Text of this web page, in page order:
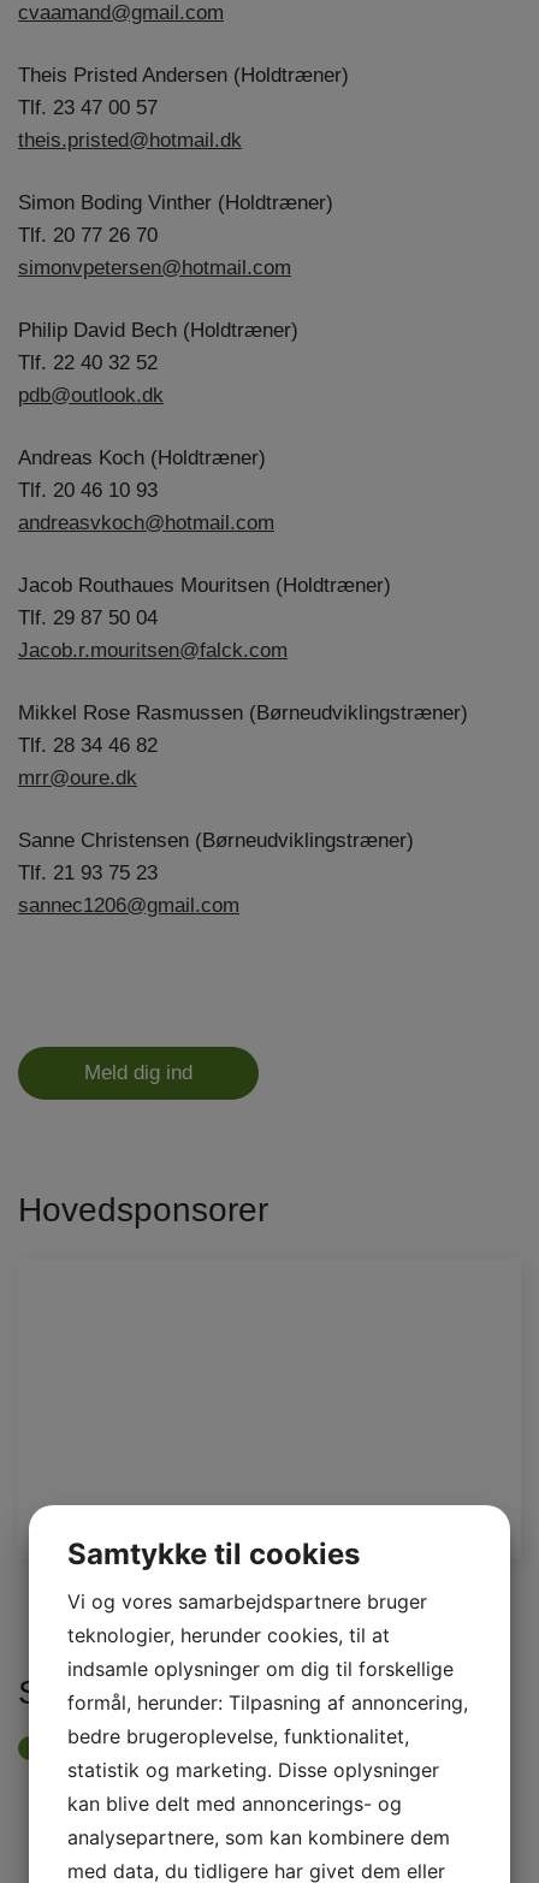
cvaamand@gmail.com
Theis Pristed Andersen (Holdtræner)
Tlf. 23 47 00 57
theis.pristed@hotmail.dk
Simon Boding Vinther (Holdtræner)
Tlf. 20 77 26 70
simonvpetersen@hotmail.com
Philip David Bech (Holdtræner)
Tlf. 22 40 32 52
pdb@outlook.dk
Andreas Koch (Holdtræner)
Tlf. 20 46 10 93
andreasvkoch@hotmail.com
Jacob Routhaues Mouritsen (Holdtræner)
Tlf. 29 87 50 04
Jacob.r.mouritsen@falck.com
Mikkel Rose Rasmussen (Børneudviklingstræner)
Tlf. 28 34 46 82
mrr@oure.dk
Sanne Christensen (Børneudviklingstræner)
Tlf. 21 93 75 23
sannec1206@gmail.com
Meld dig ind
Hovedsponsorer
Seneste Nyt
Svendborg Lokalradio i snak med
SfB's formand Kristian Koefoed
Juli 2026
Samtykke til cookies
Vi og vores samarbejdspartnere bruger
teknologier, herunder cookies, til at
indsamle oplysninger om dig til forskellige
formål, herunder: Tilpasning af annoncering,
bedre brugeroplevelse, funktionalitet,
statistik og marketing. Disse oplysninger
kan blive delt med annoncerings- og
analysepartnere, som kan kombinere dem
med data, du tidligere har givet dem eller